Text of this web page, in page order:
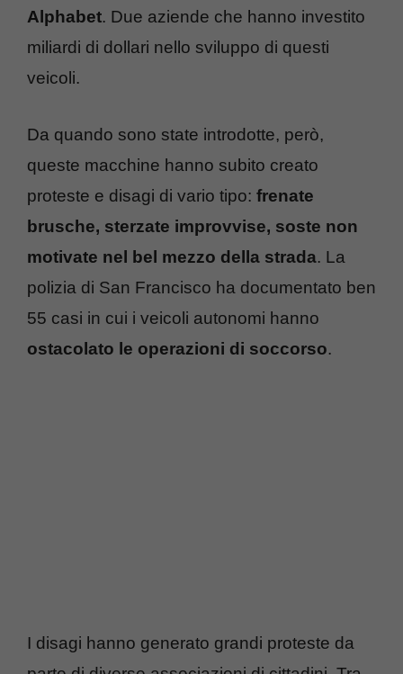
Alphabet. Due aziende che hanno investito
miliardi di dollari nello sviluppo di questi
veicoli.
Da quando sono state introdotte, però,
queste macchine hanno subito creato
proteste e disagi di vario tipo: frenate
brusche, sterzate improvvise, soste non
motivate nel bel mezzo della strada. La
polizia di San Francisco ha documentato ben
55 casi in cui i veicoli autonomi hanno
ostacolato le operazioni di soccorso.
I disagi hanno generato grandi proteste da